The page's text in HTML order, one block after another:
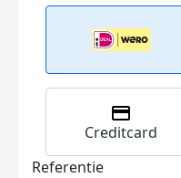
Creditcard
Referentie